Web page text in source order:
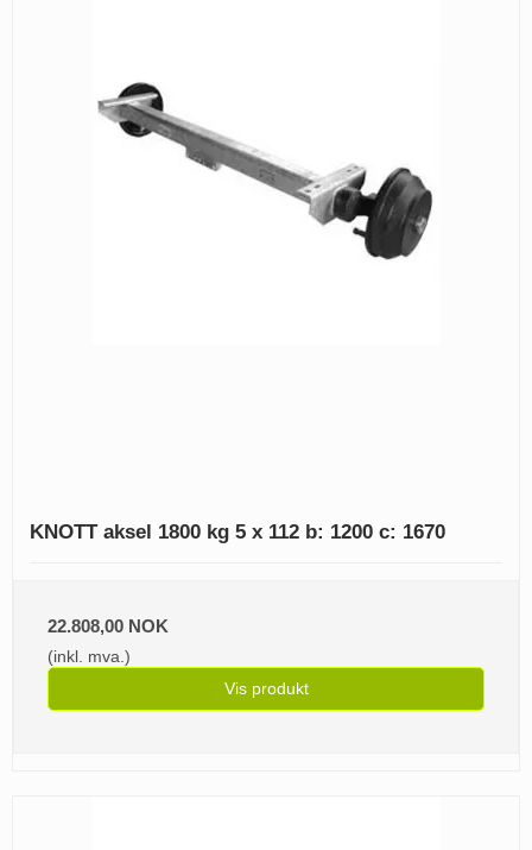
KNOTT aksel 1800 kg 5 x 112 b: 1200 c: 1670
22.808,00 NOK
(inkl. mva.)
Vis produkt